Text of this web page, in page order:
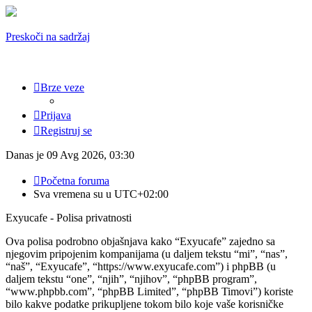
Preskoči na sadržaj
Brze veze
Prijava
Registruj se
Danas je 09 Avg 2026, 03:30
Početna foruma
Sva vremena su u UTC+02:00
Exyucafe - Polisa privatnosti
Ova polisa podrobno objašnjava kako “Exyucafe” zajedno sa
njegovim pripojenim kompanijama (u daljem tekstu “mi”, “nas”,
“naš”, “Exyucafe”, “https://www.exyucafe.com”) i phpBB (u
daljem tekstu “one”, “njih”, “njihov”, “phpBB program”,
“www.phpbb.com”, “phpBB Limited”, “phpBB Timovi”) koriste
bilo kakve podatke prikupljene tokom bilo koje vaše korisničke